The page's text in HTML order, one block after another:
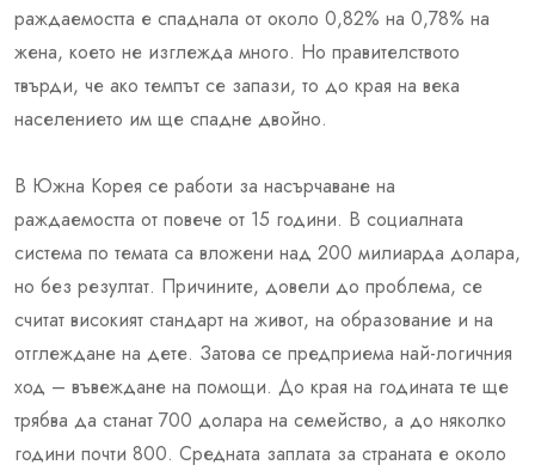
раждаемостта е спаднала от около 0,82% на 0,78% на
жена, което не изглежда много. Но правителството
твърди, че ако темпът се запази, то до края на века
населението им ще спадне двойно.
В Южна Корея се работи за насърчаване на
раждаемостта от повече от 15 години. В социалната
система по темата са вложени над 200 милиарда долара,
но без резултат. Причините, довели до проблема, се
считат високият стандарт на живот, на образование и на
отглеждане на дете. Затова се предприема най-логичния
ход – въвеждане на помощи. До края на годината те ще
трябва да станат 700 долара на семейство, а до няколко
години почти 800. Средната заплата за страната е около